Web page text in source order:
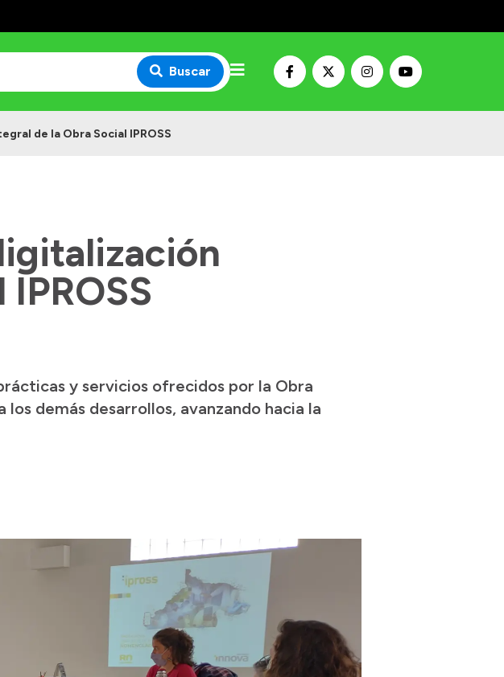
Buscar
de la Obra Social IPROSS
y servicios ofrecidos por la Obra
demás desarrollos, avanzando hacia la